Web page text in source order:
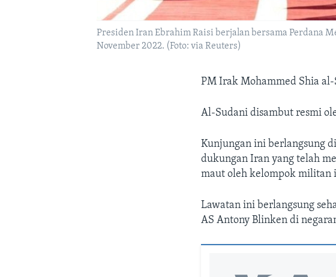
Presiden Iran Ebrahim Raisi berjalan bersama Perdana
November 2022. (Foto: via Reuters)
PM Irak Mohammed Shia
Al-Sudani disambut resmi
Kunjungan ini berlangsung
dukungan Iran yang telah
maut oleh kelompok militan
Lawatan ini berlangsung
AS Antony Blinken di